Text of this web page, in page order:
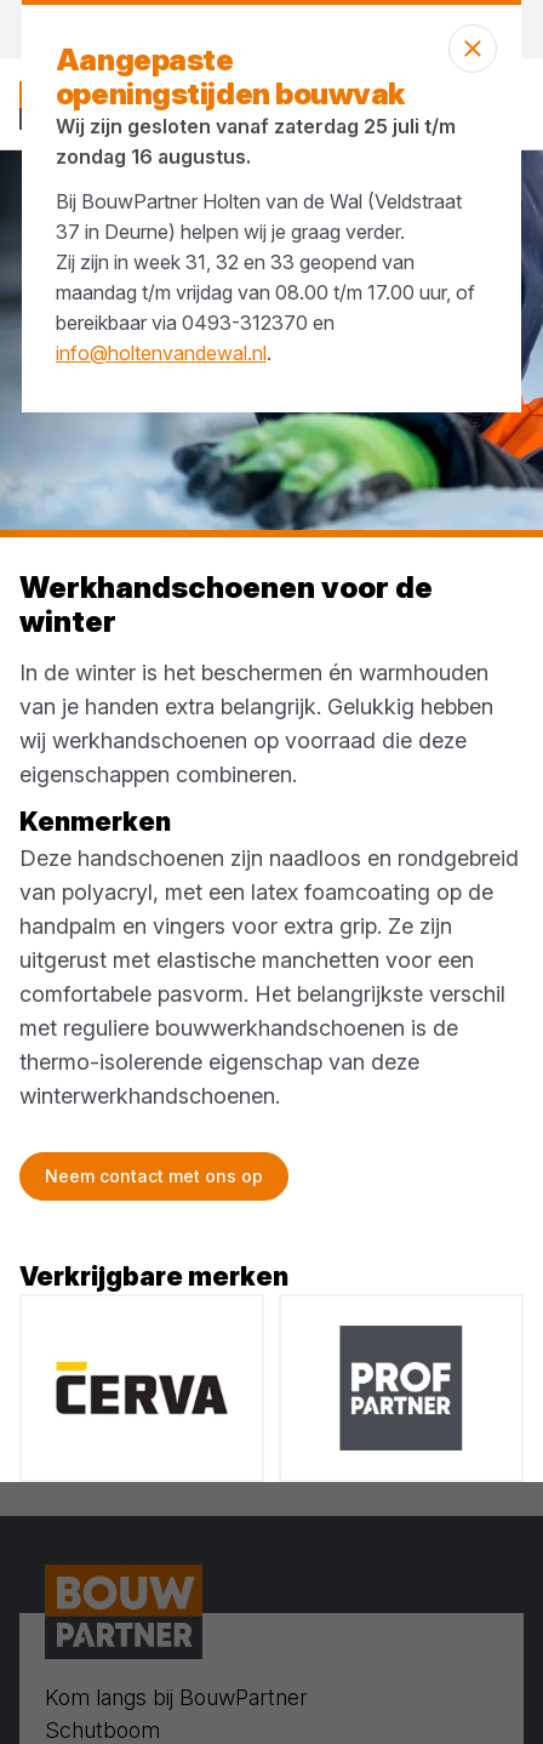
... Werkhandschoenen voor de winter
Werkhandschoenen voor de
winter
In de winter is het beschermen én warmhouden
van je handen extra belangrijk. Gelukkig hebben
wij werkhandschoenen op voorraad die deze
eigenschappen combineren.
Kenmerken
Deze handschoenen zijn naadloos en rondgebreid
van polyacryl, met een latex foamcoating op de
handpalm en vingers voor extra grip. Ze zijn
uitgerust met elastische manchetten voor een
comfortabele pasvorm. Het belangrijkste verschil
met reguliere bouwwerkhandschoenen is de
thermo-isolerende eigenschap van deze
winterwerkhandschoenen.
Neem contact met ons op
Verkrijgbare merken
Aangepaste
openingstijden bouwvak
Wij zijn gesloten vanaf zaterdag 25 juli t/m
zondag 16 augustus.
Bij BouwPartner Holten van de Wal (Veldstraat
37 in Deurne) helpen wij je graag verder.
Zij zijn in week 31, 32 en 33 geopend van
maandag t/m vrijdag van 08.00 t/m 17.00 uur, of
bereikbaar via 0493-312370 en
info@holtenvandewal.nl.
Kom langs bij BouwPartner
Schutboom